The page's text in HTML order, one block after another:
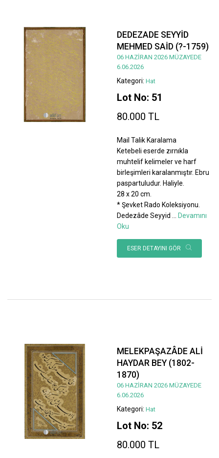
DEDEZADE SEYYİD
MEHMED SAİD (?-1759)
06 HAZİRAN 2026 MÜZAYEDE
6.06.2026
Kategori: Hat
Lot No: 51
80.000 TL
Mail Talik Karalama
Ketebeli eserde zırnıkla
muhtelif kelimeler ve harf
birleşimleri karalanmıştır. Ebru
paspartuludur. Haliyle.
28 x 20 cm.
* Şevket Rado Koleksiyonu.
Dedezâde Seyyid
Devamını
Oku
ESER DETAYINI GÖR
MELEKPAŞAZÂDE ALİ
HAYDAR BEY (1802-
1870)
06 HAZİRAN 2026 MÜZAYEDE
6.06.2026
Kategori: Hat
Lot No: 52
80.000 TL